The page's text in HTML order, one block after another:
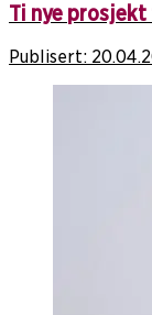
Ti nye
Publisert: